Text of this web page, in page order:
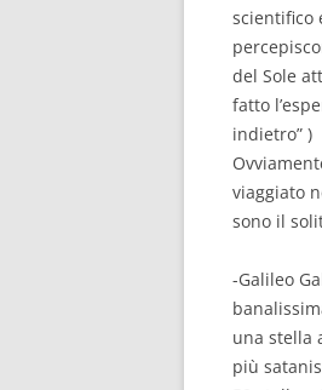
scientifico
del Sole
fatto
indietro” )
viaggiato
sono il
-Galileo
una stella
più